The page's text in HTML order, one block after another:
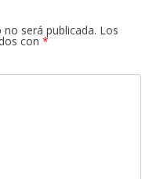
será publicada. Los
con *